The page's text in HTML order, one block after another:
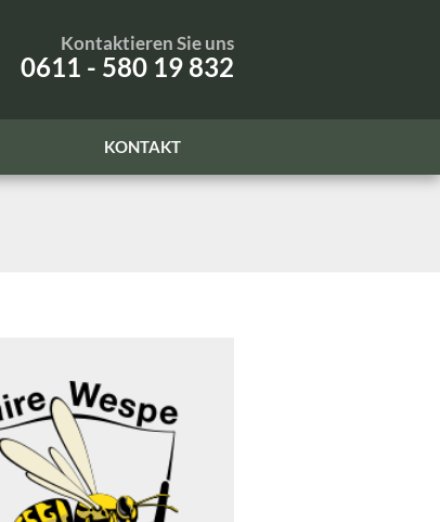
Kontaktieren Sie uns
0611 - 580 19 832
KONTAKT